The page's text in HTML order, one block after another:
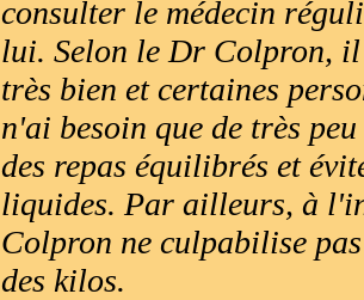
consulter le médecin
lui. Selon le Dr Colpron, il
très bien et certaines
n'ai besoin que de très
des repas équilibrés et
liquides. Par ailleurs, à
Colpron ne culpabilise
des kilos.